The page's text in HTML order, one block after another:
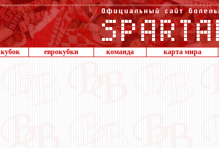
кубок еврокубки команда карта мира